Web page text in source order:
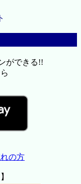
ができる!!
の方